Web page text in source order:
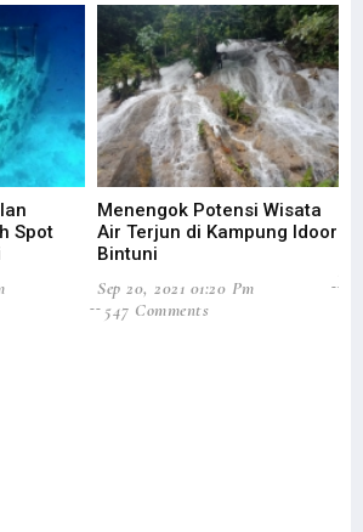
Spot
Menengok Potensi Wisata
Air Terjun di Kampung Idoor
Bintuni
Sep 20, 2021 01:20 Pm
547 Comments